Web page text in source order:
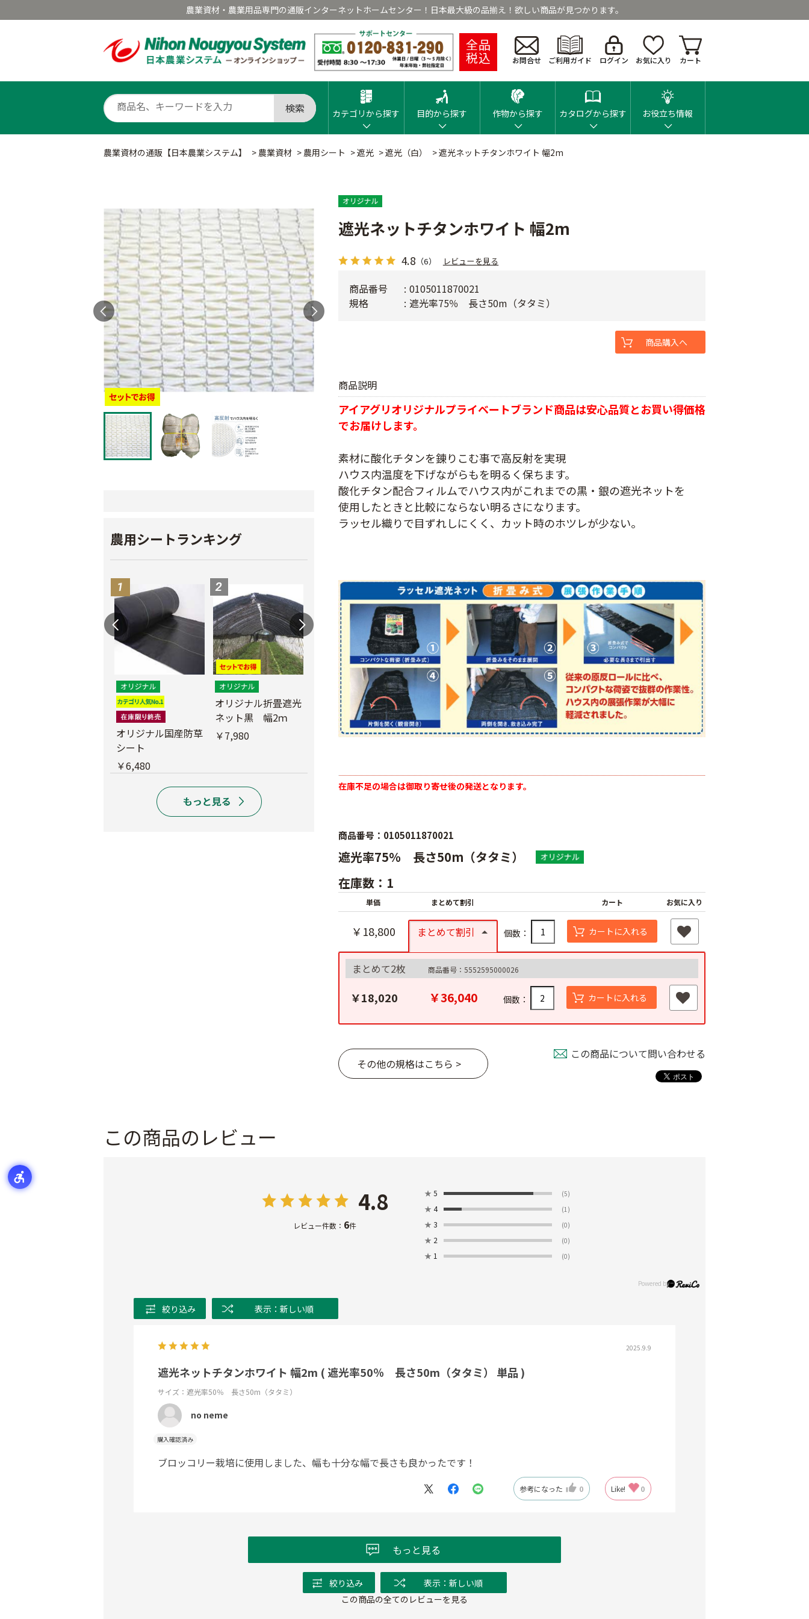
農業資材・農業用品専門の通販インターネットホームセンター！日本最大級の品揃え！欲しい商品が見つかります。
全品
税込 お問合せ ご利用ガイド ログイン お気に入り カート
検索 カテゴリから探す 目的から探す 作物から探す カタログから探す お役立ち情報
農業資材の通販【日本農業システム】 > 農業資材 > 農用シート >遮光 >遮光（白） >遮光ネットチタンホワイト 幅2m
農用シートランキング
オリジナル国産防草
シート
￥6,480
オリジナル折畳遮光
ネット黒 幅2ｍ
￥7,980
蝶型パンチ
￥3,480
オリジナル折畳遮光
ネット黒 幅6ｍ
￥23,780
べたがけ一発 200m
￥6,680
遮光ネットチタンホ
ワイト 幅6m
￥39,800
遮光ネットチタンホワイト 幅2m
4.8 （6） レビューを見る
商品説明
アイアグリオリジナルプライベートブランド商品は安心品質とお買い得価格
でお届けします。
素材に酸化チタンを錬りこむ事で高反射を実現
ハウス内温度を下げながらもを明るく保ちます。
酸化チタン配合フィルムでハウス内がこれまでの黒・銀の遮光ネットを
使用したときと比較にならない明るさになります。
ラッセル織りで目ずれしにくく、カット時のホツレが少ない。
在庫不足の場合は御取り寄せ後の発送となります。
商品番号
0105011870021
規格
遮光率75％ 長さ50m（タタミ）
商品購入へ
商品番号：0105011870021
遮光率75％ 長さ50m（タタミ）
在庫数：1
単価 まとめて割引 カート お気に入り
￥18,800 まとめて割引 個数： カートに入れる
まとめて2枚 商品番号：5552595000026
￥18,020 ￥36,040 個数： カートに入れる
その他の規格はこちら >
この商品について問い合わせる
この商品のレビュー
4.8
レビュー件数： 6件
★ 5 (5)
★ 4 (1)
★ 3 (0)
★ 2 (0)
★ 1 (0)
絞り込み 表示：新しい順
2025.9.9
遮光ネットチタンホワイト 幅2m ( 遮光率50％ 長さ50m（タタミ） 単品 )
サイズ：遮光率50％ 長さ50m（タタミ）
no neme
購入確認済み
ブロッコリー栽培に使用しました、幅も十分な幅で長さも良かったです！
参考になった 0 Like! 0
もっと見る
絞り込み
表示：新しい順
この商品の全てのレビューを見る